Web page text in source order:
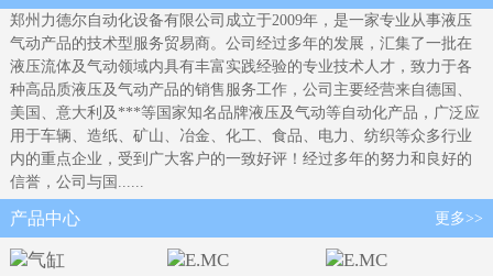
郑州力德尔自动化设备有限公司成立于2009年，是一家专业从事液压
气动产品的技术型服务贸易商。公司经过多年的发展，汇集了一批在
液压流体及气动领域内具有丰富实践经验的专业技术人才，致力于各
种高品质液压及气动产品的销售服务工作，公司主要经营来自德国、
美国、意大利及***等国家知名品牌液压及气动等自动化产品，广泛应
用于车辆、造纸、矿山、冶金、化工、食品、电力、纺织等众多行业
内的重点企业，受到广大客户的一致好评！经过多年的努力和良好的
信誉，公司与国......
产品中心 更多>>